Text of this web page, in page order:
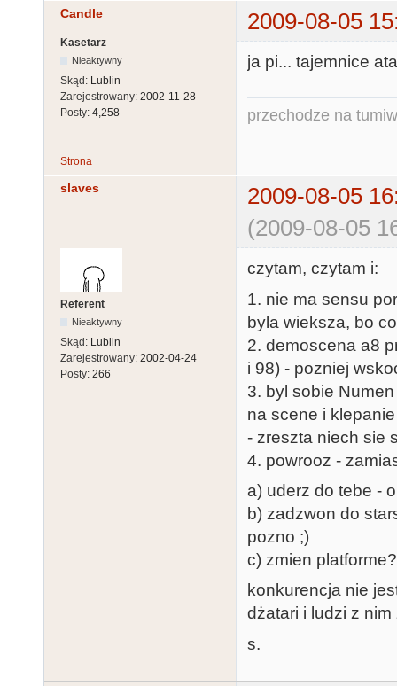
Candle 2009-08-05
Kasetarz
Nieaktywny
Skąd: Lublin
Zarejestrowany: 2002-11-28
Posty: 4,258
ja pi... tajemnice
przechodze na
Strona
slaves
2009-08-05
(2009-08-05
Referent
Nieaktywny
Skąd: Lublin
Zarejestrowany: 2002-04-24
Posty: 266
czytam, czytam i:
1. nie ma sensu
byla wieksza, bo
2. demoscena a8
i 98) - pozniej
3. byl sobie
na scene i
- zreszta niech sie
4. powrooz -
a) uderz do tebe -
b) zadzwon do
pozno ;)
c) zmien
konkurencja nie
dżatari i ludzi z
s.